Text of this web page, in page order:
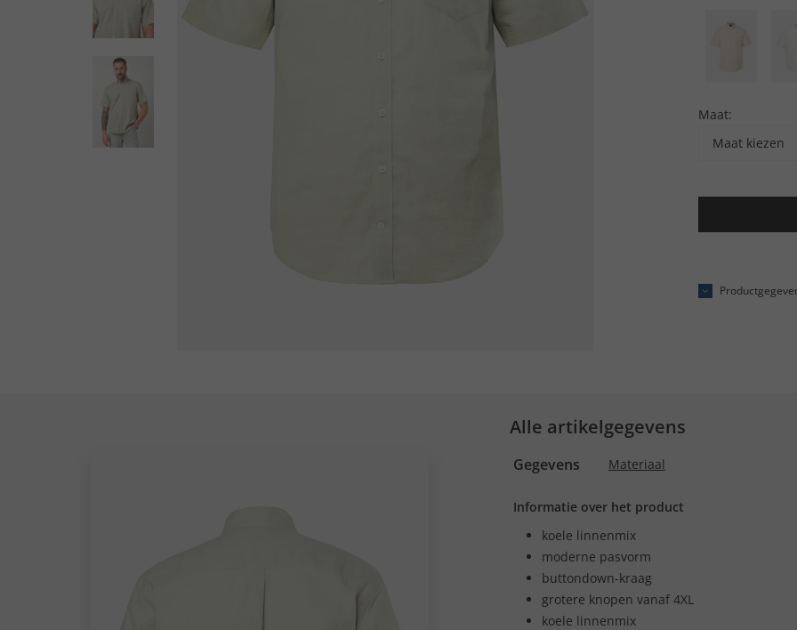
Maat:
Maat kiezen
Alle artikelgegevens
Gegevens Materiaal
Informatie over het product
koele linnenmix
moderne pasvorm
buttondown-kraag
grotere knopen vanaf 4XL
koele linnenmix